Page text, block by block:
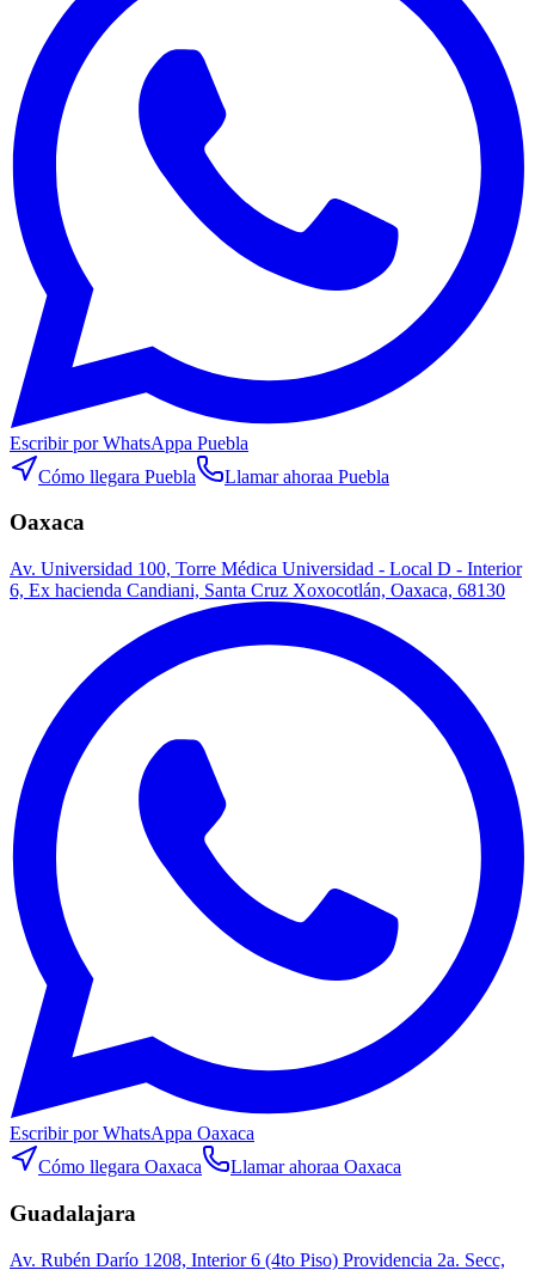
Escribir por WhatsAppa Puebla
Cómo llegara Puebla Llamar ahoraa Puebla
Oaxaca
Av. Universidad 100, Torre Médica Universidad - Local D - Interior
6, Ex hacienda Candiani, Santa Cruz Xoxocotlán, Oaxaca, 68130
Escribir por WhatsAppa Oaxaca
Cómo llegara Oaxaca Llamar ahoraa Oaxaca
Guadalajara
Av. Rubén Darío 1208, Interior 6 (4to Piso) Providencia 2a. Secc,